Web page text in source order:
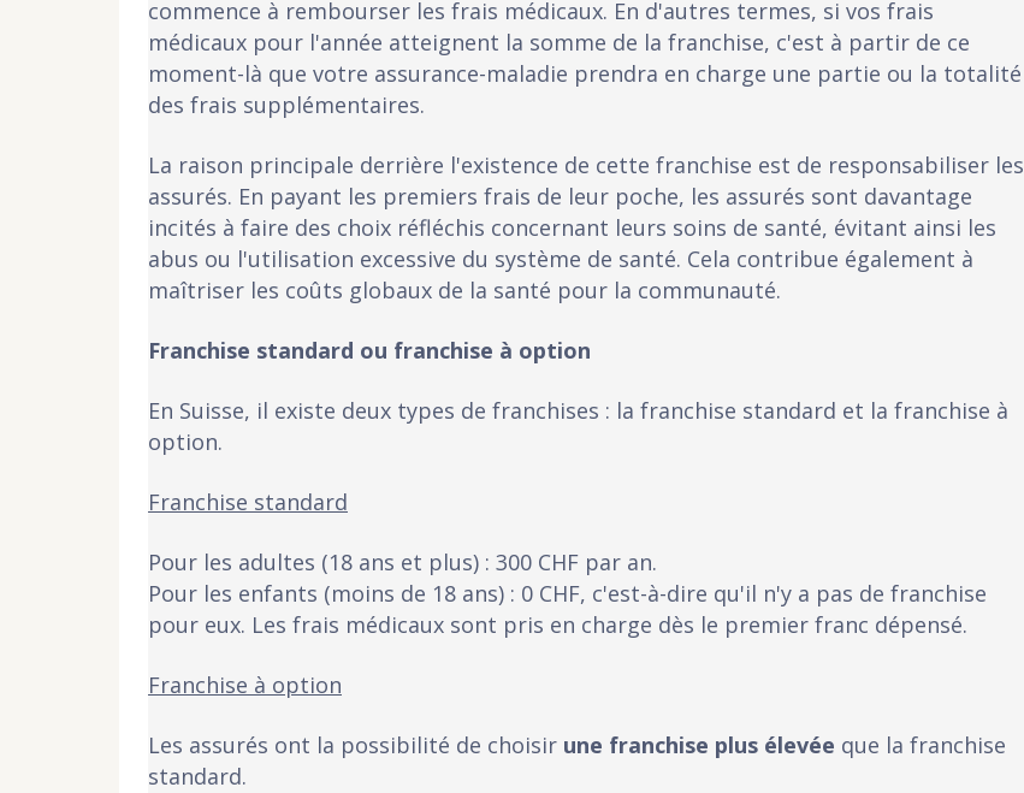
commence à rembourser les frais médicaux. En d'autres termes, si vos frais
médicaux pour l'année atteignent la somme de la franchise, c'est à partir de ce
moment-là que votre assurance-maladie prendra en charge une partie ou la totalité
des frais supplémentaires.
La raison principale derrière l'existence de cette franchise est de responsabiliser les
assurés. En payant les premiers frais de leur poche, les assurés sont davantage
incités à faire des choix réfléchis concernant leurs soins de santé, évitant ainsi les
abus ou l'utilisation excessive du système de santé. Cela contribue également à
maîtriser les coûts globaux de la santé pour la communauté.
Franchise standard ou franchise à option
En Suisse, il existe deux types de franchises : la franchise standard et la franchise à
option.
Franchise standard
Pour les adultes (18 ans et plus) : 300 CHF par an.
Pour les enfants (moins de 18 ans) : 0 CHF, c'est-à-dire qu'il n'y a pas de franchise
pour eux. Les frais médicaux sont pris en charge dès le premier franc dépensé.
Franchise à option
Les assurés ont la possibilité de choisir une franchise plus élevée que la franchise
standard.